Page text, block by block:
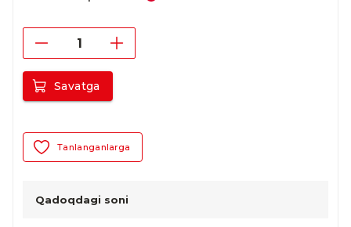
Savatga
Tanlanganlarga
Qadoqdagi soni